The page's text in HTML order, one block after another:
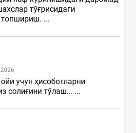
тўғрисидаги
...
учун ҳисоботларни
солиғини тўлаш... ...